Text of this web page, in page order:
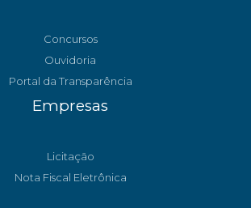
Concursos
Ouvidoria
Portal da Transparência
Empresas
Licitação
Nota Fiscal Eletrônica